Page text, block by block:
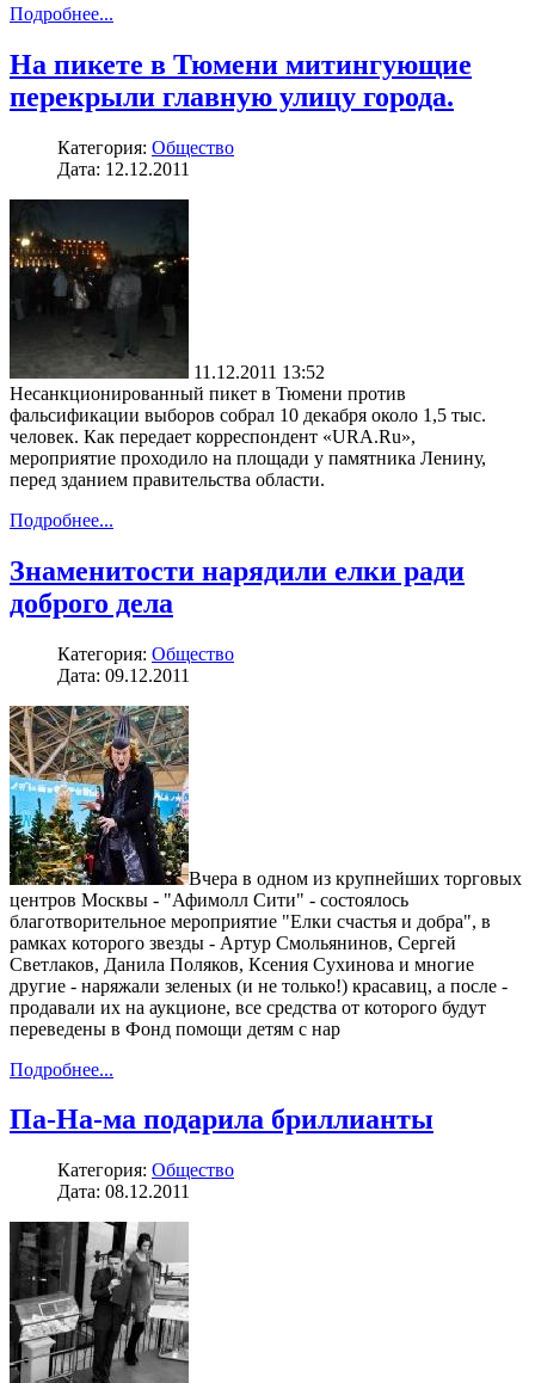
Подробнее...
На пикете в Тюмени митингующие
перекрыли главную улицу города.
Категория: Общество
Дата: 12.12.2011
11.12.2011 13:52
Несанкционированный пикет в Тюмени против
фальсификации выборов собрал 10 декабря около 1,5 тыс.
человек. Как передает корреспондент «URA.Ru»,
мероприятие проходило на площади у памятника Ленину,
перед зданием правительства области.
Подробнее...
Знаменитости нарядили елки ради
доброго дела
Категория: Общество
Дата: 09.12.2011
Вчера в одном из крупнейших торговых
центров Москвы - "Афимолл Сити" - состоялось
благотворительное мероприятие "Елки счастья и добра", в
рамках которого звезды - Артур Смольянинов, Сергей
Светлаков, Данила Поляков, Ксения Сухинова и многие
другие - наряжали зеленых (и не только!) красавиц, а после -
продавали их на аукционе, все средства от которого будут
переведены в Фонд помощи детям с нар
Подробнее...
Па-На-ма подарила бриллианты
Категория: Общество
Дата: 08.12.2011